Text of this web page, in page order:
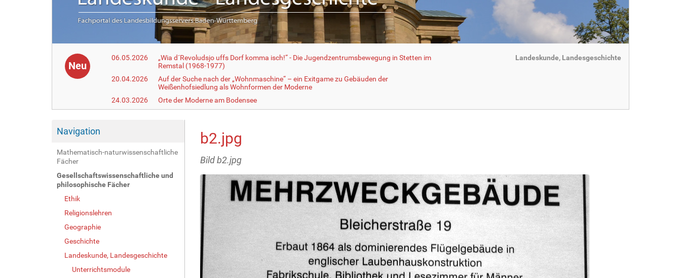
Neu
06.05.2026
„Wia d´Revoludsjo uffs Dorf komma isch!“ - Die Jugendzentrumsbewegung in Stetten im
Remstal (1968-1977)
20.04.2026
Auf der Suche nach der „Wohnmaschine“ – ein Exitgame zu Gebäuden der
Weißenhofsiedlung als Wohnformen der Moderne
24.03.2026
Orte der Moderne am Bodensee
Landeskunde, Landesgeschichte
Navigation
Mathematisch-naturwissenschaftliche
Fächer
Gesellschaftswissenschaftliche und
philosophische Fächer
Ethik
Religionslehren
Geographie
Geschichte
Landeskunde, Landesgeschichte
Unterrichtsmodule
b2.jpg
Bild b2.jpg